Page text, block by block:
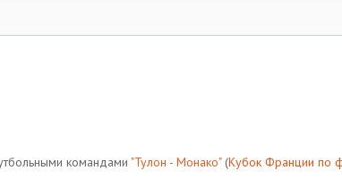
командами "Тулон - Монако"(Кубок Франции по